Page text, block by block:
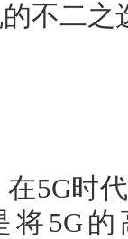
不二之
5G时
将5G